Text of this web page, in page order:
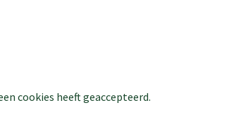
cookies heeft geaccepteerd.